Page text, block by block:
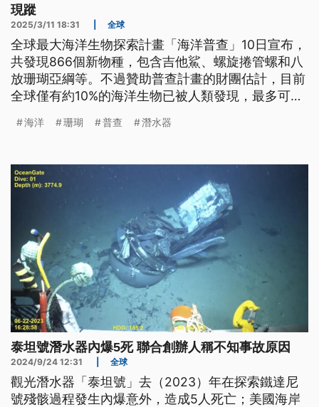
現蹤
2025/3/11 18:31 全球
全球最大海洋生物探索計畫「海洋普查」10日宣布，
共發現866個新物種，包含吉他鯊、螺旋捲管螺和八
放珊瑚亞綱等。不過贊助普查計畫的財團估計，目前
全球僅有約10%的海洋生物已被人類發現，最多可能
海洋 珊瑚 普查 潛水器
泰坦號潛水器內爆5死 聯合創辦人稱不知事故原因
2024/9/24 12:31 全球
觀光潛水器「泰坦號」去（2023）年在探索鐵達尼
號殘骸過程發生內爆意外，造成5人死亡；美國海岸